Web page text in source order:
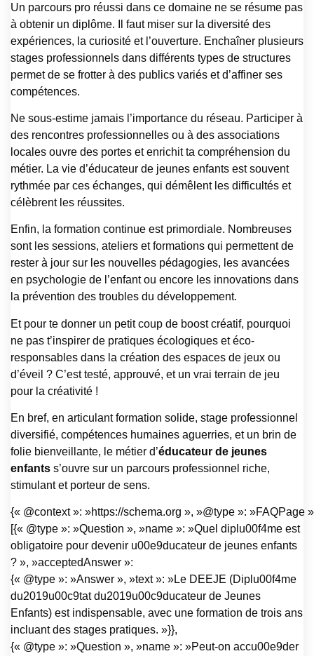
Un parcours pro réussi dans ce domaine ne se résume pas
à obtenir un diplôme. Il faut miser sur la diversité des
expériences, la curiosité et l’ouverture. Enchaîner plusieurs
stages professionnels dans différents types de structures
permet de se frotter à des publics variés et d’affiner ses
compétences.
Ne sous-estime jamais l’importance du réseau. Participer à
des rencontres professionnelles ou à des associations
locales ouvre des portes et enrichit ta compréhension du
métier. La vie d’éducateur de jeunes enfants est souvent
rythmée par ces échanges, qui démêlent les difficultés et
célèbrent les réussites.
Enfin, la formation continue est primordiale. Nombreuses
sont les sessions, ateliers et formations qui permettent de
rester à jour sur les nouvelles pédagogies, les avancées
en psychologie de l’enfant ou encore les innovations dans
la prévention des troubles du développement.
Et pour te donner un petit coup de boost créatif, pourquoi
ne pas t’inspirer de pratiques écologiques et éco-
responsables dans la création des espaces de jeux ou
d’éveil ? C’est testé, approuvé, et un vrai terrain de jeu
pour la créativité !
En bref, en articulant formation solide, stage professionnel
diversifié, compétences humaines aguerries, et un brin de
folie bienveillante, le métier d’éducateur de jeunes
enfants s’ouvre sur un parcours professionnel riche,
stimulant et porteur de sens.
{« @context »: »https://schema.org », »@type »: »FAQPage
[{« @type »: »Question », »name »: »Quel diplu00f4me est
obligatoire pour devenir u00e9ducateur de jeunes enfants
? », »acceptedAnswer »:
{« @type »: »Answer », »text »: »Le DEEJE (Diplu00f4me
du2019u00c9tat du2019u00c9ducateur de Jeunes
Enfants) est indispensable, avec une formation de trois ans
incluant des stages pratiques. »}},
{« @type »: »Question », »name »: »Peut-on accu00e9der